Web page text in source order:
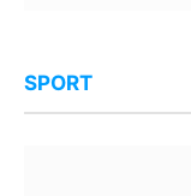
SPORT